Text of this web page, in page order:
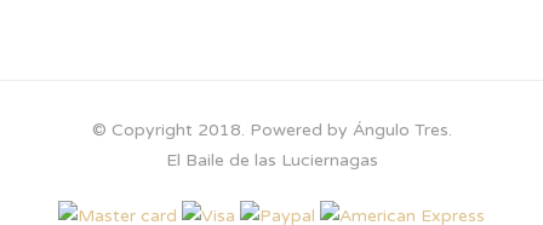
© Copyright 2018. Powered by Ángulo Tres.
El Baile de las Luciernagas